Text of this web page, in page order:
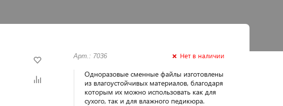
Арт.: 7036 Нет в наличии
Одноразовые сменные файлы изготовлены
из влагоустойчивых материалов, благодаря
которым их можно использовать как для
сухого, так и для влажного педикюра.